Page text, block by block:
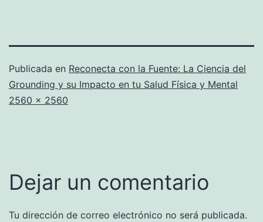
Publicada en Reconecta con la Fuente: La Ciencia del
Grounding y su Impacto en tu Salud Física y Mental
Tamaño
2560 × 2560
Dejar un comentario
Tu dirección de correo electrónico no será publicada.